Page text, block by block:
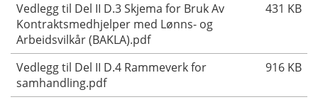
Vedlegg til Del II D.3 Skjema for Bruk Av
Kontraktsmedhjelper med Lønns- og
Arbeidsvilkår (BAKLA).pdf
431 KB
Vedlegg til Del II D.4 Rammeverk for
samhandling.pdf
916 KB